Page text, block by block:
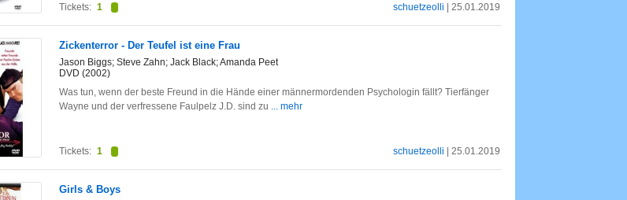
schuetzeolli | 25.01.2019
Tickets: 1
Zickenterror - Der Teufel ist eine Frau
Jason Biggs; Steve Zahn; Jack Black; Amanda Peet
DVD (2002)
Was tun, wenn der beste Freund in die Hände einer männermordenden Psychologin fällt? Tierfänger
Wayne und der verfressene Faulpelz J.D. sind zu ... mehr
schuetzeolli | 25.01.2019
Tickets: 1
Girls & Boys